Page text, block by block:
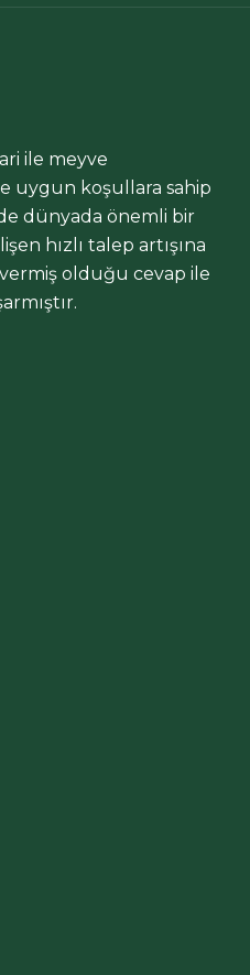
ile meyve
uygun koşullara sahip
dünyada önemli bir
hızlı talep artışına
olduğu cevap ile